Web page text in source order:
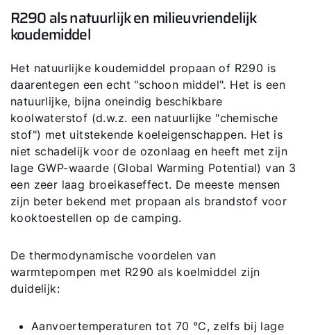
R290 als natuurlijk en milieuvriendelijk
koudemiddel
Het natuurlijke koudemiddel propaan of R290 is
daarentegen een echt "schoon middel". Het is een
natuurlijke, bijna oneindig beschikbare
koolwaterstof (d.w.z. een natuurlijke "chemische
stof") met uitstekende koeleigenschappen. Het is
niet schadelijk voor de ozonlaag en heeft met zijn
lage GWP-waarde (Global Warming Potential) van 3
een zeer laag broeikaseffect. De meeste mensen
zijn beter bekend met propaan als brandstof voor
kooktoestellen op de camping.
De thermodynamische voordelen van
warmtepompen met R290 als koelmiddel zijn
duidelijk:
Aanvoertemperaturen tot 70 °C, zelfs bij lage